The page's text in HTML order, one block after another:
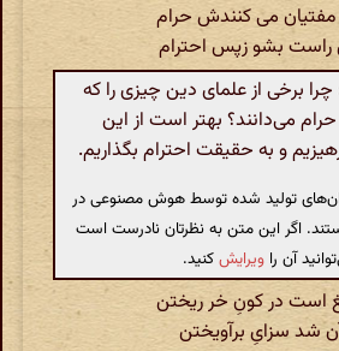
می کنندش حرام
بشو زپس احترام
برخی از علمای دین چیزی را که
می‌دانند؟ بهتر است از این
و به حقیقت احترام بگذاریم.
تولید شده توسط هوش مصنوعی در
اگر این متن به نظرتان نادرست است
آن را ویرایشکنید.
است در کونِ خر ریختن
شد سزایِ برآویختن